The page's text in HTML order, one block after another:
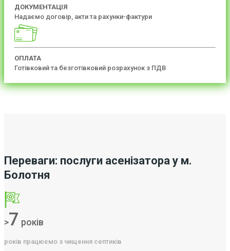
ДОКУМЕНТАЦІЯ
Надаємо договір, акти та рахунки-фактури
ОПЛАТА
Готівковий та безготівковий розрахунок з ПДВ
Переваги: послуги асенізатора у м.
Болотня
>7 років
років працюємо з чищення септиків